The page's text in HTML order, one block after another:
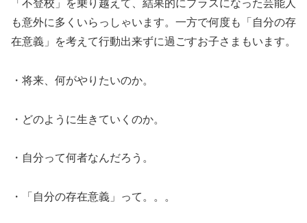
「不登校」を乗り越えて、結果的にプラスになった芸能人
も意外に多くいらっしゃいます。一方で何度も「自分の存
在意義」を考えて行動出来ずに過ごすお子さまもいます。
・将来、何がやりたいのか。
・どのように生きていくのか。
・自分って何者なんだろう。
・「自分の存在意義」って。。。